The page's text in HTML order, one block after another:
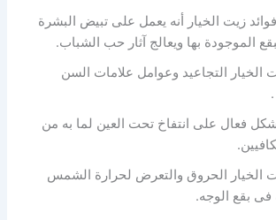
زيت الخيار أنه يعمل على تبيض البشرة
الموجودة بها ويعالج آثار حب الشباب.
الخيار التجاعيد وعوامل علامات السن
فعال على انتفاخ تحت العين لما به من
الخيار الحروق والتعرض لحرارة الشمس
فى بقع الوجه.